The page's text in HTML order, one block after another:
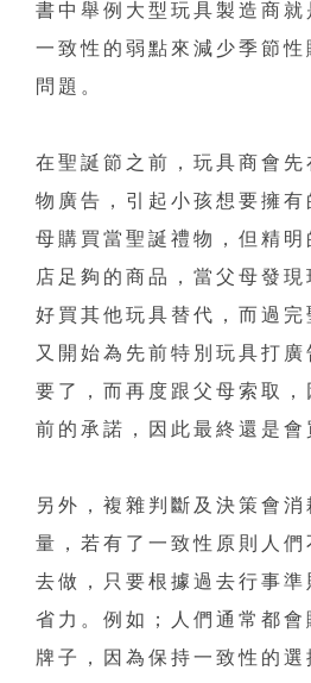
書中舉例大型玩具製造商就
一致性的弱點來減少季節性
問題。
在聖誕節之前，玩具商會先
物廣告，引起小孩想要擁有
母購買當聖誕禮物，但精
店足夠的商品，當父母發現
好買其他玩具替代，而過完
又開始為先前特別玩具打
要了，而再度跟父母索取，
前的承諾，因此最終還是會
另外，複雜判斷及決策會
量，若有了一致性原則人
去做，只要根據過去行事準
省力。例如；人們通常都會
牌子，因為保持一致性的選